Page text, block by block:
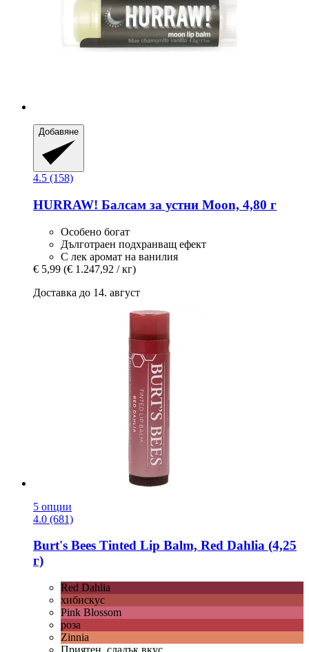
Добавяне
4.5 (158)
HURRAW! Балсам за устни Moon, 4,80 г
Особено богат
Дълготраен подхранващ ефект
С лек аромат на ванилия
€ 5,99 (€ 1.247,92 / кг)
Доставка до 14. август
5 опции
4.0 (681)
Burt's Bees Tinted Lip Balm, Red Dahlia (4,25
г)
Red Dahlia
хибискус
Pink Blossom
роза
Zinnia